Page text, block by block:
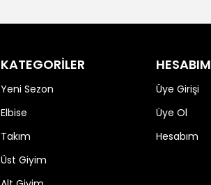
KATEGORİLER
Yeni Sezon
Elbise
Takım
Üst Giyim
HESABIM
Üye Girişi
Üye Ol
Hesabım